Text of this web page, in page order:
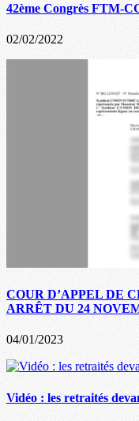
42ème Congrès FTM-
02/02/2022
COUR D’APPEL DE
ARRÊT DU 24
04/01/2023
Vidéo : les retraités